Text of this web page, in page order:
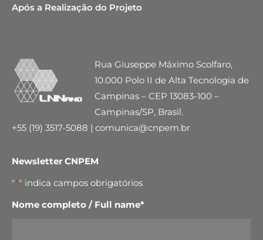
Após a Realização do Projeto
Rua Giuseppe Máximo Scolfaro,
10.000 Polo II de Alta Tecnologia de
Campinas – CEP 13083-100 –
Campinas/SP, Brasil.
+55 (19) 3517-5088 | comunica@cnpem.br
Newsletter CNPEM
"*" indica campos obrigatórios
Nome completo / Full name*